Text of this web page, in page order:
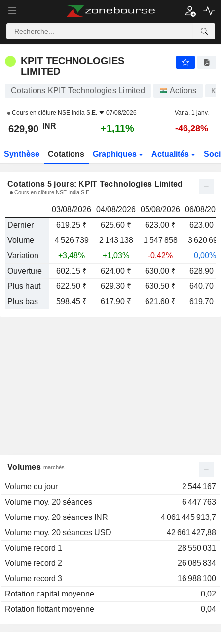
KPIT TECHNOLOGIES LIMITED 629,90
KPIT TECHNOLOGIES
LIMITED
Cotations KPIT Technologies Limited Actions
Cours en clôture NSE India S.E. 07/08/2026 Varia. 1 janv.
629,90 INR +1,11% -46,28%
Synthèse Cotations Graphiques Actualités
Cotations 5 jours: KPIT Technologies Limited
Cours en clôture NSE India S.E.
03/08/2026 04/08/2026 05/08/2026 06/08/
Dernier
619.25 ₹ 625.60 ₹ 623.00 ₹
623.00 ₹
Volume
4 526 739 2 143 138 1 547 858
3 620
Variation
+3,48% +1,03% -0,42%
0,00%
Ouverture
602.15 ₹ 624.00 ₹ 630.00 ₹
628.90 ₹
Plus haut
622.50 ₹ 629.30 ₹ 630.50 ₹
640.70 ₹
Plus bas
598.45 ₹ 617.90 ₹ 621.60 ₹ 619.70 ₹
Volumes marchés
Volume du jour
2 544 167
Volume moy. 20 séances
6 447 763
Volume moy. 20 séances INR
4 061 445 913,7
Volume moy. 20 séances USD
42 661 427,88
Volume record 1
28 550 031
Volume record 2
26 085 834
Volume record 3
16 988 100
Rotation capital moyenne
0,02
Rotation flottant moyenne
0,04